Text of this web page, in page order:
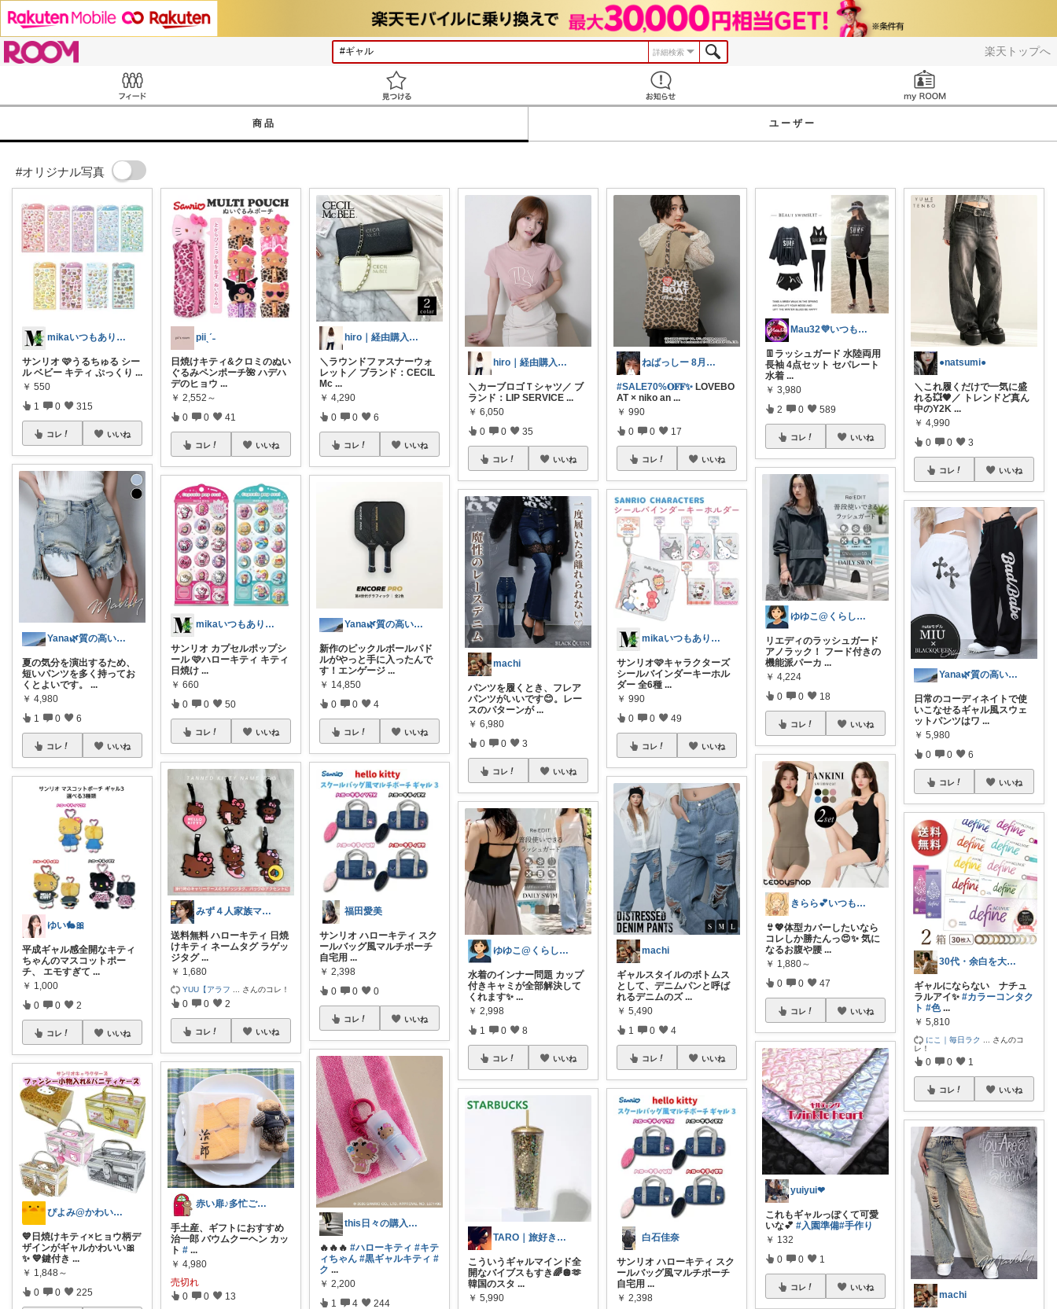
楽天トップへ
詳細検索
商品 ユーザー
#オリジナル写真
mikaいつもありがとうございます🩷
サンリオ 🩷うるちゅる シー
ル ベビー キティ ぷっくり ...
￥ 550
1 0 315
コレ いいね
Yana🌿質の高い暮らしのROOM
夏の気分を演出するため、
短いパンツを多く持ってお
くとよいです。
...
￥ 4,980
1 0 6
コレ いいね
ゆい🐇🎀
平成ギャル感全開なキティ
ちゃんのマスコットポー
チ、 エモすぎて ...
￥ 1,000
0 0 2
コレ いいね
ぴよみ@かわいいグッズ紹介🚀🐻🍭
💙日焼けキティ×ヒョウ柄デ
ザインがギャルかわいい🎀
✨ 💙鍵付き ...
￥ 1,848～
0 0 225
piiˎˊ˗
日焼けキティ&クロミのぬい
ぐるみペンポーチ🌺 ハデハ
デのヒョウ ...
￥ 2,552～
0 0 41
コレ いいね
mikaいつもありがとうございます🩷
サンリオ カプセルポップシ
ール 🩷ハローキティ キティ
日焼け ...
￥ 660
0 0 50
コレ いいね
みず４人家族ママ★３０代子育て奮闘中🙆
送料無料 ハローキティ 日焼
けキティ ネームタグ ラゲッ
ジタグ ...
￥ 1,680
YUU【アラフ さんのコレ！
0 0 2
コレ いいね
赤い扉♪多忙ごめんね😢
手土産、ギフトにおすすめ
治一郎 バウムクーヘン カッ
ト# ...
￥ 4,980
売切れ
0 0 13
hiro｜経由購入ありがとうございます✨
＼ラウンドファスナーウォ
レット／ ブランド：CECIL
Mc ...
￥ 4,290
0 0 6
コレ いいね
Yana🌿質の高い暮らしのROOM
新作のピックルボールパド
ルがやっと手に入ったんで
す！エンゲージ ...
￥ 14,850
0 0 4
コレ いいね
福田愛美
サンリオ ハローキティ スク
ールバッグ風マルチポーチ
自宅用 ...
￥ 2,398
0 0 0
コレ いいね
this日々の購入品…
🔥🔥🔥#ハローキティ #キテ
ィちゃん #黒ギャルキティ #
ク ...
￥ 2,200
1 4 244
hiro｜経由購入ありがとうございます✨
＼カーブロゴＴシャツ／ ブ
ランド：LIP SERVICE...
￥ 6,050
0 0 35
コレ いいね
machi
パンツを履くとき、フレア
パンツがいいです😊。レー
スのパターンが ...
￥ 6,980
0 0 3
コレ いいね
ゆゆこ@くらしを楽に便利に✨
水着のインナー問題 カップ
付きキャミが全部解決して
くれます✨...
￥ 2,998
1 0 8
コレ いいね
TARO｜旅好きのスキンケア
こういうギャルマインド全
開なバイブスもすき🌈🪩🫶
韓国のスタ ...
￥ 5,990
ねばっしー 8月もよろしゅうに☺️
#SALE70%𝐎𝐅𝐅✨ LOVEBO
AT × niko an ...
￥ 990
0 0 17
コレ いいね
mikaいつもありがとうございます🩷
サンリオ🩷キャラクターズ
シールバインダーキーホル
ダー 全6種 ...
￥ 990
0 0 49
コレ いいね
machi
ギャルスタイルのボトムス
として、デニムパンと呼ば
れるデニムのズ ...
￥ 5,490
1 0 4
コレ いいね
白石佳奈
サンリオ ハローキティ スク
ールバッグ風マルチポーチ
自宅用 ...
￥ 2,398
Mau32💜いつも有難うございます😊
👖ラッシュガード 水陸両用
長袖 4点セット セパレート
水着 ...
￥ 3,980
2 0 589
コレ いいね
ゆゆこ@くらしを楽に便利に✨
リエディのラッシュガード
アノラック！ フード付きの
機能派パーカ ...
￥ 4,224
0 0 18
コレ いいね
きらら💕いつもありがとう🎉
👙💖体型カバーしたいなら
コレしか勝たんっ😍✨ 気に
なるお腹や腰 ...
￥ 1,880～
0 0 47
コレ いいね
yuiyui❤︎
これもギャルっぽくて可愛
いな💕#入園準備#手作り
￥ 132
0 0 1
コレ いいね
●natsumi●
＼これ履くだけで一気に盛
れる💥🖤／ トレンドど真ん
中のY2K ...
￥ 4,990
0 0 3
コレ いいね
Yana🌿質の高い暮らしのROOM
日常のコーディネイトで使
いこなせるギャル風スウェ
ットパンツはワ ...
￥ 5,980
0 0 6
コレ いいね
30代・余白を大切にする暮らし🪴
ギャルにならない ナチュ
ラルアイ✨#カラーコンタク
ト #色 ...
￥ 5,810
にこ｜毎日ラク
さんのコ
レ！
0 0 1
コレ いいね
machi